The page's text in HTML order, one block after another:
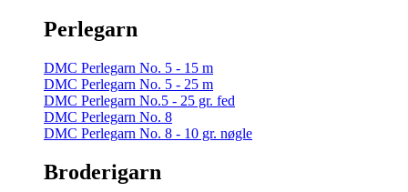
Perlegarn
DMC Perlegarn No. 5 - 15 m
DMC Perlegarn No. 5 - 25 m
DMC Perlegarn No.5 - 25 gr. fed
DMC Perlegarn No. 8
DMC Perlegarn No. 8 - 10 gr. nøgle
Broderigarn